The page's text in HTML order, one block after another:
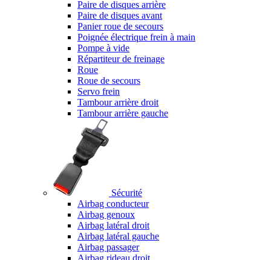
Paire de disques arrière
Paire de disques avant
Panier roue de secours
Poignée électrique frein à main
Pompe à vide
Répartiteur de freinage
Roue
Roue de secours
Servo frein
Tambour arrière droit
Tambour arrière gauche
Sécurité
Airbag conducteur
Airbag genoux
Airbag latéral droit
Airbag latéral gauche
Airbag passager
Airbag rideau droit